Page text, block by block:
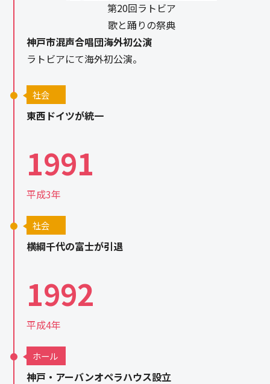
第20回ラトビア
歌と踊りの祭典
神戸市混声合唱団海外初公演
ラトビアにて海外初公演。
社会
東西ドイツが統一
1991
平成3年
社会
横綱千代の富士が引退
1992
平成4年
ホール
神戸・アーバンオペラハウス設立